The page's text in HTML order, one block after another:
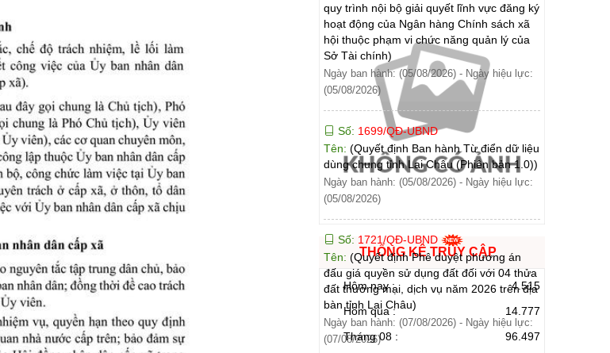
quy trình nội bộ giải quyết lĩnh vực đăng ký
hoạt động của Ngân hàng Chính sách xã
hội thuộc phạm vi chức năng quản lý của
Sở Tài chính)
Ngày ban hành: (05/08/2026) - Ngày hiệu lực:
(05/08/2026)
Số: 1699/QĐ-UBND
Tên: (Quyết định Ban hành Từ điển dữ liệu
dùng chung tỉnh Lai Châu (Phiên bản 1.0))
Ngày ban hành: (05/08/2026) - Ngày hiệu lực:
(05/08/2026)
Số: 1721/QĐ-UBND
Tên: (Quyết định Phê duyệt phương án
đấu giá quyền sử dụng đất đối với 04 thửa
đất thương mại, dịch vụ năm 2026 trên địa
bàn tỉnh Lai Châu)
Ngày ban hành: (07/08/2026) - Ngày hiệu lực:
(07/08/2026)
THỐNG KÊ TRUY CẬP
Hôm nay :
4.515
Hôm qua :
14.777
Tháng 08 :
96.497